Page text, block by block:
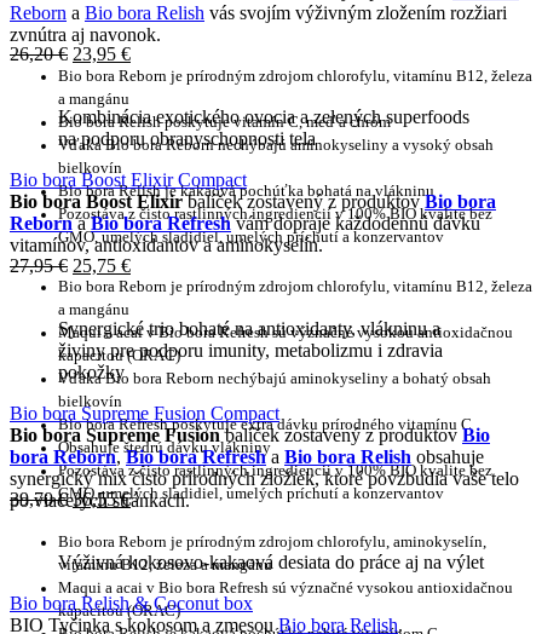
Reborn a Bio bora Relish vás svojím výživným zložením rozžiari
zvnútra aj navonok.
Bio bora Reborn je prírodným zdrojom chlorofylu, vitamínu B12, železa
a mangánu
Bio bora Relish poskytuje vitamín C, meď a chróm
Vďaka Bio bora Reborn nechýbajú aminokyseliny a vysoký obsah
bielkovín
Bio bora Relish je kakaová pochúťka bohatá na vlákninu
Pozostáva z čisto rastlinných ingrediencií v 100% BIO kvalite bez
GMO, umelých sladidiel, umelých príchutí a konzervantov
26,20€ 23,95 €
Kombinácia exotického ovocia a zelených superfoods
na podporu obranyschopnosti tela
Bio bora Boost Elixir Compact
Bio bora Boost Elixirbalíček zostavený z produktovBio bora
RebornaBio bora Refreshvám dopraje každodennú dávku
vitamínov, antioxidantov a aminokyselín.
Bio bora Reborn je prírodným zdrojom chlorofylu, vitamínu B12, železa
a mangánu
Maqui a acai v Bio bora Refresh sú význačné vysokou antioxidačnou
kapacitou (ORAC)
Vďaka Bio bora Reborn nechýbajú aminokyseliny a bohatý obsah
bielkovín
Bio bora Refresh poskytuje extra dávku prírodného vitamínu C
Obsahuje štedrú dávku vlákniny
Pozostáva z čisto rastlinných ingrediencií v 100% BIO kvalite bez
GMO, umelých sladidiel, umelých príchutí a konzervantov
27,95€ 25,75 €
Synergické trio bohaté na antioxidanty, vlákninu a
živiny pre podporu imunity, metabolizmu i zdravia
pokožky
Bio bora Supreme Fusion Compact
Bio bora Supreme Fusionbalíček zostavený z produktov Bio
bora Reborn,Bio bora Refresha Bio bora Relish obsahuje
synergický mix čisto prírodných zložiek, ktoré povzbudia vaše telo
po viacerých stránkach.
Bio bora Reborn je prírodným zdrojom chlorofylu, aminokyselín,
vitamínu B12, železa a mangánu
Maqui a acai v Bio bora Refresh sú význačné vysokou antioxidačnou
kapacitou (ORAC)
39,70€ 36,55€
Výživná kokosovo-kakaová desiata do práce aj na výlet
Bio bora Relish & Coconut box
BIO Tyčinka s kokosom a zmesouBio bora Relish.